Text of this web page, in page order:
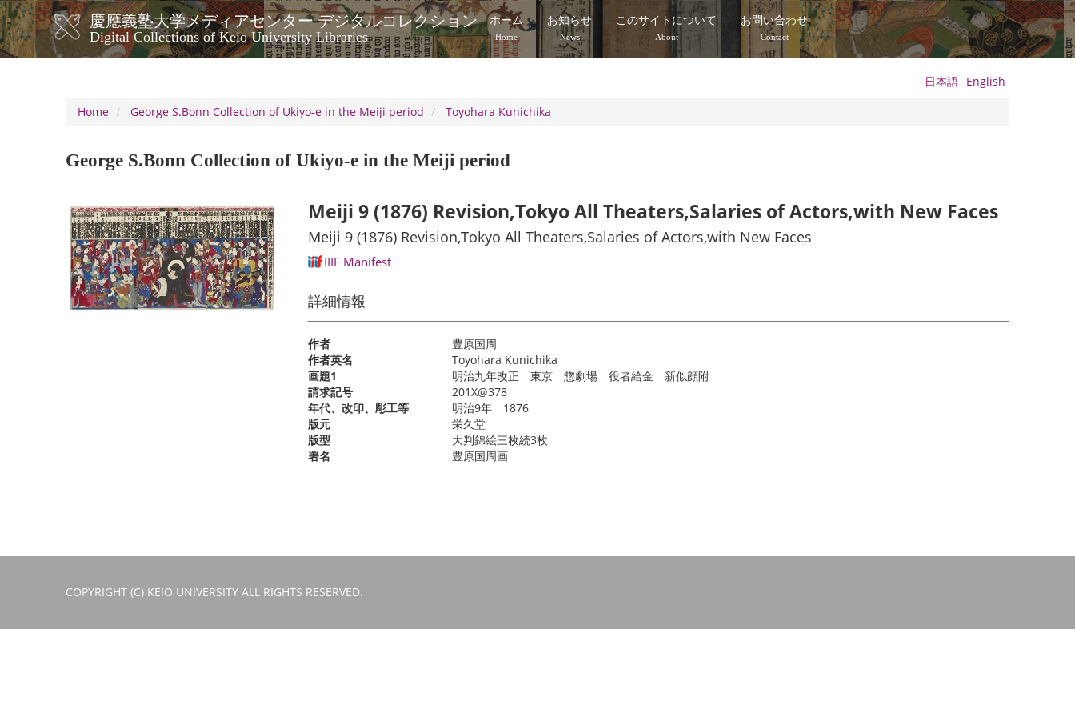
Skip
to
main
content
慶應義塾大学メディアセンター デジタルコレクション
Digital Collections of Keio University Libraries
メ
イ
ビ
シ
ン
ホーム
Home
お知らせ
News
このサイトについて
About
お問い合わせ
Contact
日本語 English
Home
George S.Bonn Collection of Ukiyo-e in the Meiji period Toyohara Kunichika
George S.Bonn Collection of Ukiyo-e in the Meiji period
Meiji 9 (1876) Revision,Tokyo All Theaters,Salaries of Actors,with New Faces
Meiji 9 (1876) Revision,Tokyo All Theaters,Salaries of Actors,with New Faces
IIIF Manifest
詳細情報
作者
豊原国周
作者英名
Toyohara Kunichika
画題1
明治九年改正 東京 惣劇場 役者給金 新似顔附
請求記号
201X@378
年代、改印、彫工等
明治9年 1876
版元
栄久堂
版型
大判錦絵三枚続3枚
署名
豊原国周画
COPYRIGHT (C) KEIO UNIVERSITY ALL RIGHTS RESERVED.